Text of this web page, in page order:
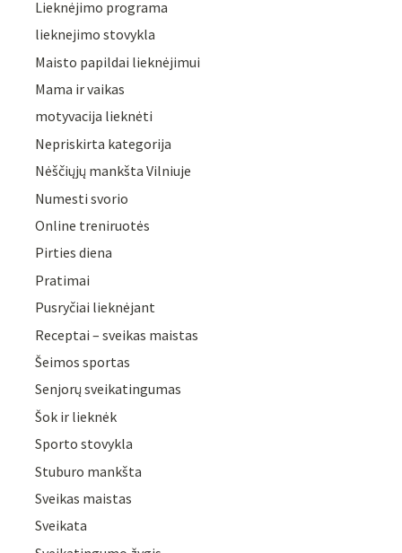
Lieknėjimo programa
lieknejimo stovykla
Maisto papildai lieknėjimui
Mama ir vaikas
motyvacija lieknėti
Nepriskirta kategorija
Nėščiųjų mankšta Vilniuje
Numesti svorio
Online treniruotės
Pirties diena
Pratimai
Pusryčiai lieknėjant
Receptai – sveikas maistas
Šeimos sportas
Senjorų sveikatingumas
Šok ir lieknėk
Sporto stovykla
Stuburo mankšta
Sveikas maistas
Sveikata